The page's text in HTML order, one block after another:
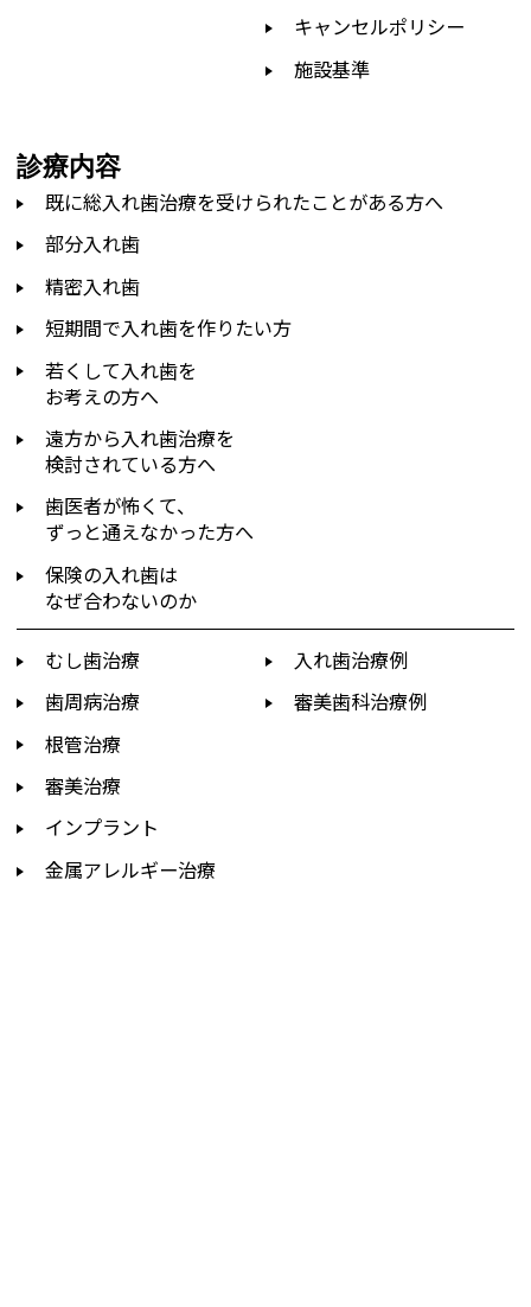
キャンセルポリシー
施設基準
診療内容
既に総入れ歯治療を受けられたことがある方へ
部分入れ歯
精密入れ歯
短期間で入れ歯を作りたい方
若くして入れ歯を
お考えの方へ
遠方から入れ歯治療を
検討されている方へ
歯医者が怖くて、
ずっと通えなかった方へ
保険の入れ歯は
なぜ合わないのか
むし歯治療
歯周病治療
根管治療
審美治療
インプラント
金属アレルギー治療
入れ歯治療例
審美歯科治療例